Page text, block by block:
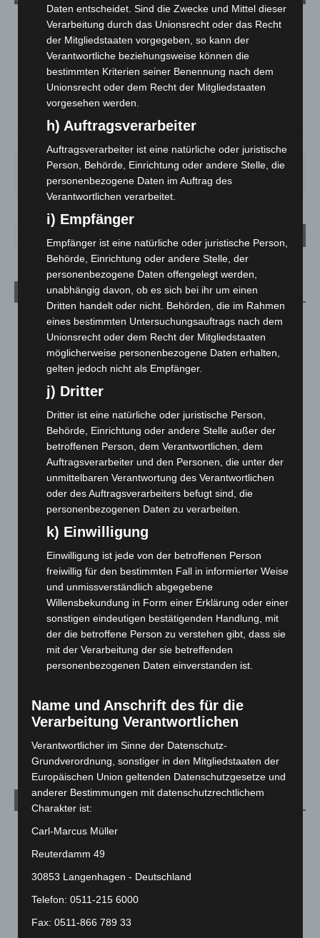
LANGENHAGEN
24.4°C 25.2°
DO.
25°
FR.
25°
SA.
26 °
SO.
31°
MO.
Aktuelle Beiträge
Region Hannover: 21 neue Notfallsanitäter starten beim
Roten Kreuz
5. August 2026
Zeugen
5. August 2026
Celle: Mensch stirbt bei Bagger-Unfall auf Baustelle
5. August 2026
Gasleitung bei McDonald’s-Umbau in Langenhagen
beschädigt
5. August 2026
Hannover: Polizei stoppt 166 Trunkenheitsfahrten bei
Großkontrolle
2. August 2026
Hannover Klassik Open Air 2026: Französische Oper im
Maschpark
Schwarz Digits und Zscaler starten souveräne Cloud-
Sicherheitsplattform für Europa
2. August 2026
Blaulicht
Corona-News
Hannover und Region
Langenhagen und Ortsteile
Leserbriefe
Daten entscheidet. Sind die Zwecke und Mittel dieser
Verarbeitung durch das Unionsrecht oder das Recht
der Mitgliedstaaten vorgegeben, so kann der
Verantwortliche beziehungsweise können die
bestimmten Kriterien seiner Benennung nach dem
Unionsrecht oder dem Recht der Mitgliedstaaten
vorgesehen werden.
h) Auftragsverarbeiter
Auftragsverarbeiter ist eine natürliche oder juristische
Person, Behörde, Einrichtung oder andere Stelle, die
personenbezogene Daten im Auftrag des
Verantwortlichen verarbeitet.
i) Empfänger
Empfänger ist eine natürliche oder juristische Person,
Behörde, Einrichtung oder andere Stelle, der
personenbezogene Daten offengelegt werden,
unabhängig davon, ob es sich bei ihr um einen
Dritten handelt oder nicht. Behörden, die im Rahmen
eines bestimmten Untersuchungsauftrags nach dem
Unionsrecht oder dem Recht der Mitgliedstaaten
möglicherweise personenbezogene Daten erhalten,
gelten jedoch nicht als Empfänger.
j) Dritter
Dritter ist eine natürliche oder juristische Person,
Behörde, Einrichtung oder andere Stelle außer der
betroffenen Person, dem Verantwortlichen, dem
Auftragsverarbeiter und den Personen, die unter der
unmittelbaren Verantwortung des Verantwortlichen
oder des Auftragsverarbeiters befugt sind, die
personenbezogenen Daten zu verarbeiten.
k) Einwilligung
Einwilligung ist jede von der betroffenen Person
freiwillig für den bestimmten Fall in informierter Weise
und unmissverständlich abgegebene
Willensbekundung in Form einer Erklärung oder einer
sonstigen eindeutigen bestätigenden Handlung, mit
der die betroffene Person zu verstehen gibt, dass sie
mit der Verarbeitung der sie betreffenden
personenbezogenen Daten einverstanden ist.
Name und Anschrift des für die
Verarbeitung Verantwortlichen
Verantwortlicher im Sinne der Datenschutz-
Grundverordnung, sonstiger in den Mitgliedstaaten der
Europäischen Union geltenden Datenschutzgesetze und
anderer Bestimmungen mit datenschutzrechtlichem
Charakter ist:
Carl-Marcus Müller
Reuterdamm 49
30853 Langenhagen - Deutschland
Telefon: 0511-215 6000
Fax: 0511-866 789 33